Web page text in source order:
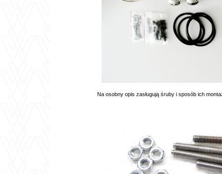
Na osobny opis zasługują śruby i sposób ich